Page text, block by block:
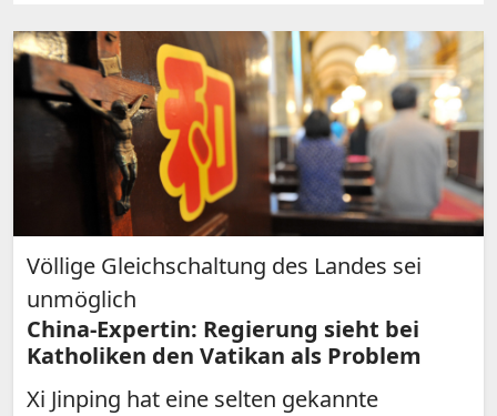
Völlige Gleichschaltung des Landes sei
unmöglich
China-Expertin: Regierung sieht bei
Katholiken den Vatikan als Problem
Xi Jinping hat eine selten gekannte